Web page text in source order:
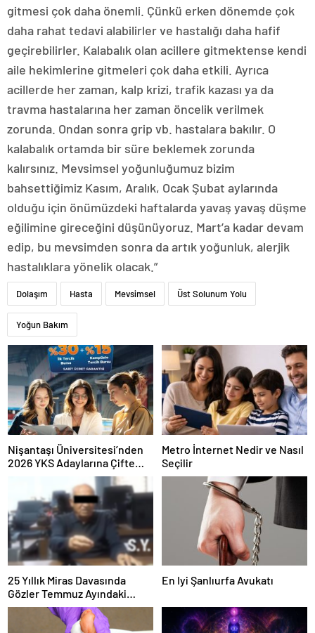
gitmesi çok daha önemli. Çünkü erken dönemde çok
daha rahat tedavi alabilirler ve hastalığı daha hafif
geçirebilirler. Kalabalık olan acillere gitmektense kendi
aile hekimlerine gitmeleri çok daha etkili. Ayrıca
acillerde her zaman, kalp krizi, trafik kazası ya da
travma hastalarına her zaman öncelik verilmek
zorunda. Ondan sonra grip vb. hastalara bakılır. O
kalabalık ortamda bir süre beklemek zorunda
kalırsınız. Mevsimsel yoğunluğumuz bizim
bahsettiğimiz Kasım, Aralık, Ocak Şubat aylarında
olduğu için önümüzdeki haftalarda yavaş yavaş düşme
eğilimine gireceğini düşünüyoruz. Mart’a kadar devam
edip, bu mevsimden sonra da artık yoğunluk, alerjik
hastalıklara yönelik olacak.”
Dolaşım Hasta Mevsimsel Üst Solunum Yolu
Yoğun Bakım
Nişantaşı Üniversitesi’nden
2026 YKS Adaylarına Çifte
Güvence: Sabit Ücret ve
Kesintisiz Burs
Metro İnternet Nedir ve Nasıl
Seçilir
25 Yıllık Miras Davasında
Gözler Temmuz Ayındaki
Karar Duruşmasına Çevrildi
En Iyi Şanlıurfa Avukatı